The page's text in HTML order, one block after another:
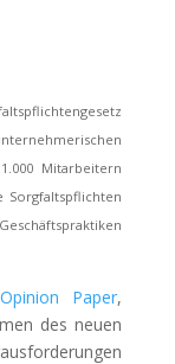
Mitarbeitern
Sorgfaltspflichten
Opinion Paper,
des neuen